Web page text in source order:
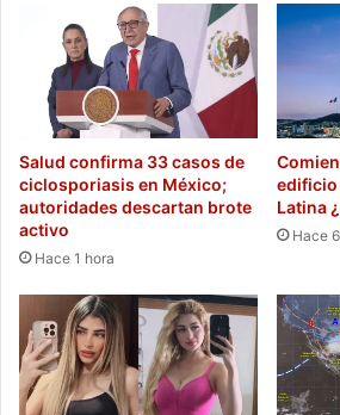
Salud confirma 33 casos de
ciclosporiasis en México;
autoridades descartan brote
activo
Hace 1 hora
edificio
Latina
Hace